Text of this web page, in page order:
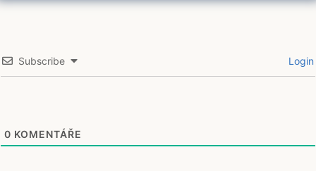
Subscribe Login
0 KOMENTÁŘE